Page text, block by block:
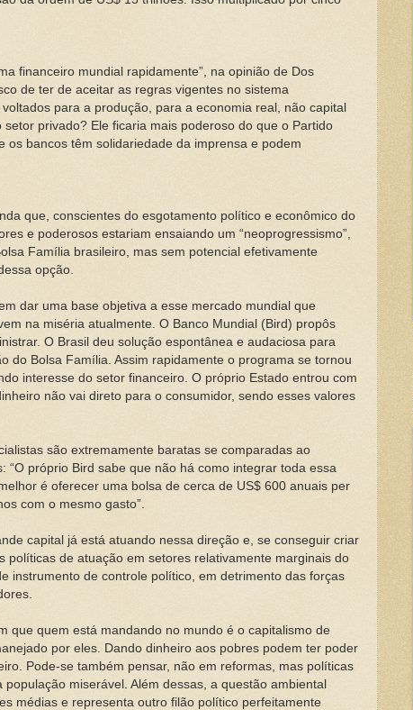
financeiro mundial rapidamente”, na opinião de Dos
de ter de aceitar as regras vigentes no sistema
para a produção, para a economia real, não capital
privado? Ele ficaria mais poderoso do que o Partido
os bancos têm solidariedade da imprensa e podem
que, conscientes do esgotamento político e econômico do
e poderosos estariam ensaiando um “neoprogressismo”,
Família brasileiro, mas sem potencial efetivamente
opção.
dar uma base objetiva a esse mercado mundial que
na miséria atualmente. O Banco Mundial (Bird) propôs
O Brasil deu solução espontânea e audaciosa para
do Bolsa Família. Assim rapidamente o programa se tornou
interesse do setor financeiro. O próprio Estado entrou com
não vai direto para o consumidor, sendo esses valores
são extremamente baratas se comparadas ao
“O próprio Bird sabe que não há como integrar toda essa
é oferecer uma bolsa de cerca de US$ 600 anuais per
com o mesmo gasto”.
capital já está atuando nessa direção e, se conseguir criar
políticas de atuação em setores relativamente marginais do
instrumento de controle político, em detrimento das forças
que quem está mandando no mundo é o capitalismo de
por eles. Dando dinheiro aos pobres podem ter poder
Pode-se também pensar, não em reformas, mas políticas
miserável. Além dessas, a questão ambiental
médias e representa outro filão político perfeitamente